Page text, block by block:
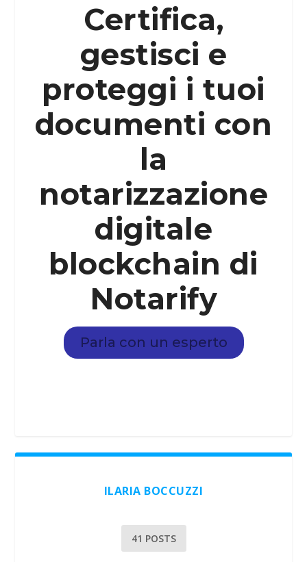
Certifica,
gestisci e
proteggi i tuoi
documenti con
la
notarizzazione
digitale
blockchain di
Notarify
Parla con un esperto
ILARIA BOCCUZZI
41 POSTS